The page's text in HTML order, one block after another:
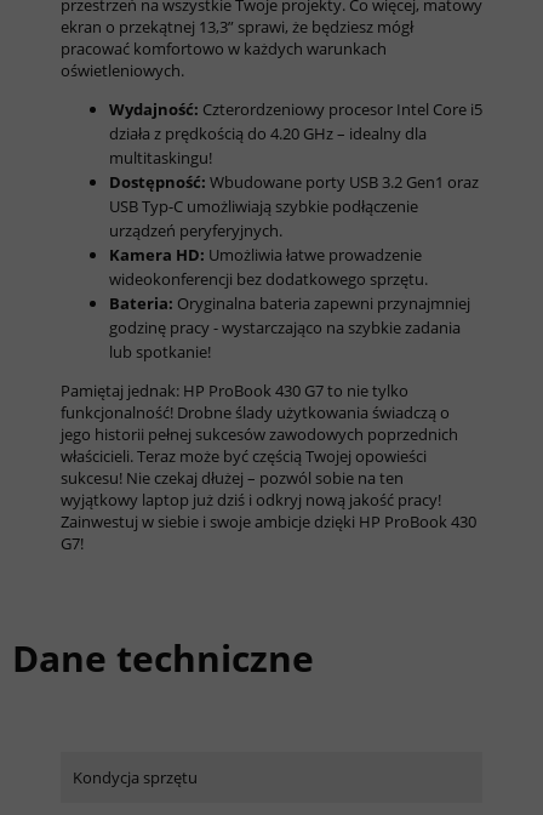
przestrzeń na wszystkie Twoje projekty. Co więcej, matowy
ekran o przekątnej 13,3” sprawi, że będziesz mógł
pracować komfortowo w każdych warunkach
oświetleniowych.
Wydajność: Czterordzeniowy procesor Intel Core i5
działa z prędkością do 4.20 GHz – idealny dla
multitaskingu!
Dostępność: Wbudowane porty USB 3.2 Gen1 oraz
USB Typ-C umożliwiają szybkie podłączenie
urządzeń peryferyjnych.
Kamera HD: Umożliwia łatwe prowadzenie
wideokonferencji bez dodatkowego sprzętu.
Bateria: Oryginalna bateria zapewni przynajmniej
godzinę pracy - wystarczająco na szybkie zadania
lub spotkanie!
Pamiętaj jednak: HP ProBook 430 G7 to nie tylko
funkcjonalność! Drobne ślady użytkowania świadczą o
jego historii pełnej sukcesów zawodowych poprzednich
właścicieli. Teraz może być częścią Twojej opowieści
sukcesu! Nie czekaj dłużej – pozwól sobie na ten
wyjątkowy laptop już dziś i odkryj nową jakość pracy!
Zainwestuj w siebie i swoje ambicje dzięki HP ProBook 430
G7!
Dane techniczne
Kondycja sprzętu